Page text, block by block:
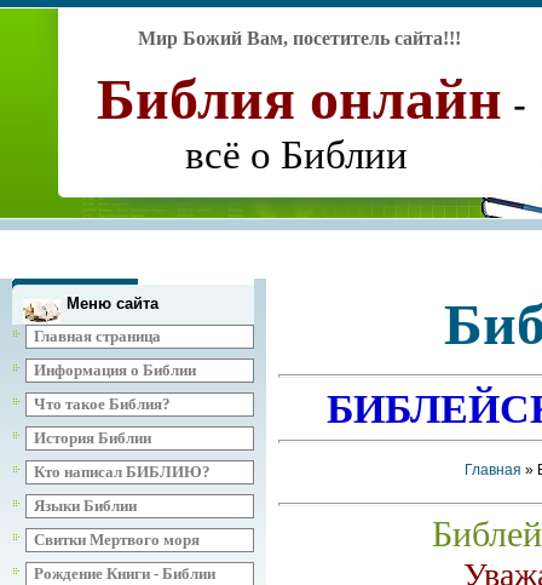
Мир Божий Вам, посетитель сайта!!!
Библия онлайн -
всё о Библии
Меню сайта
Главная страница
Информация о Библии
Что такое Библия?
История Библии
Кто написал БИБЛИЮ?
Языки Библии
Свитки Мертвого моря
Рождение Книги - Библии
Главная »